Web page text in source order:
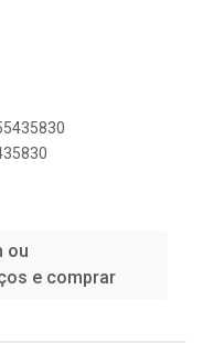
ou
e comprar